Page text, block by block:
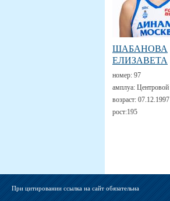
ШАБАНОВА
ЕЛИЗАВЕТА
номер: 97
амплуа: Центровой
возраст: 07.12.1997
рост:195
При цитировании ссылка на сайт обязательна